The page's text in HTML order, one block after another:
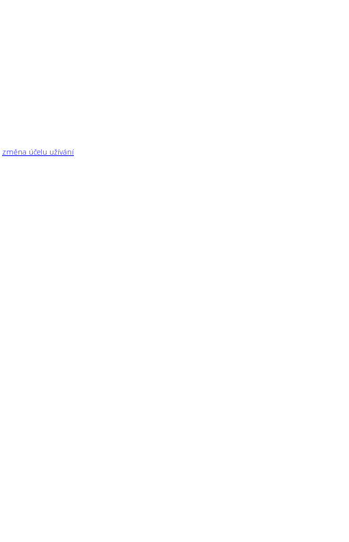
změna účelu užívání